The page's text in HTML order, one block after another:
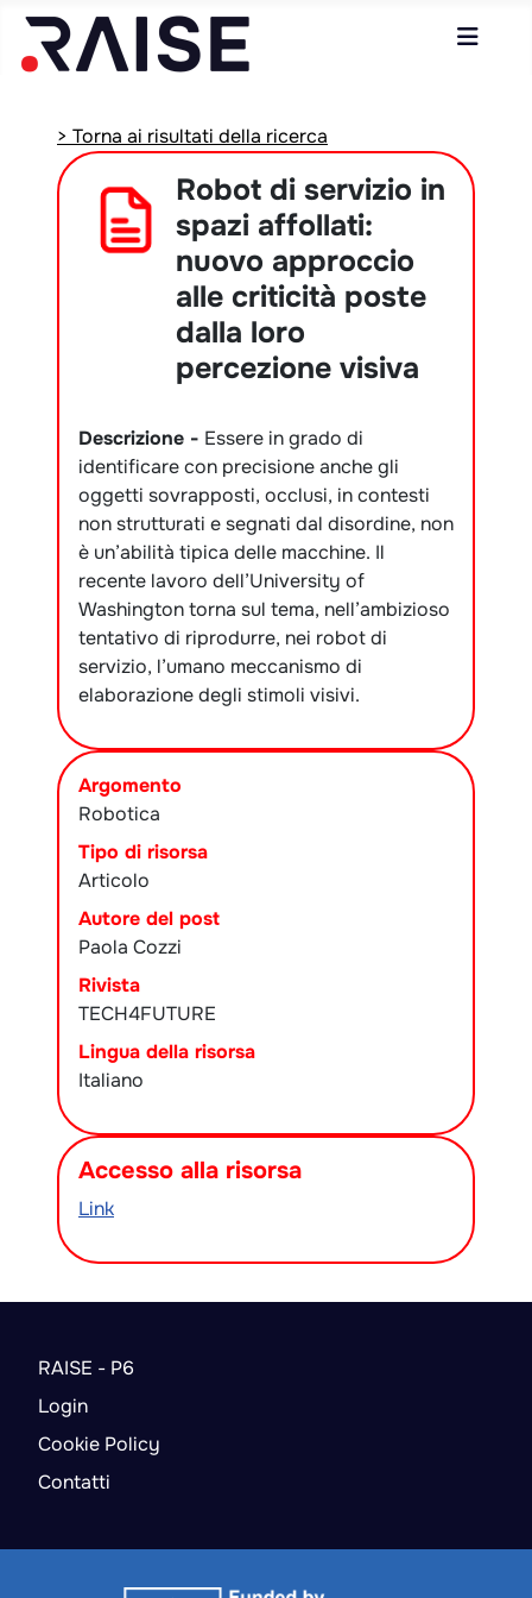
> Torna ai risultati della ricerca
Robot di servizio in
spazi affollati:
nuovo approccio
alle criticità poste
dalla loro
percezione visiva
Descrizione - Essere in grado di
identificare con precisione anche gli
oggetti sovrapposti, occlusi, in contesti
non strutturati e segnati dal disordine, non
è un’abilità tipica delle macchine. Il
recente lavoro dell’University of
Washington torna sul tema, nell’ambizioso
tentativo di riprodurre, nei robot di
servizio, l’umano meccanismo di
elaborazione degli stimoli visivi.
Argomento
Robotica
Tipo di risorsa
Articolo
Autore del post
Paola Cozzi
Rivista
TECH4FUTURE
Lingua della risorsa
Italiano
Accesso alla risorsa
Link
RAISE - P6
Login
Cookie Policy
Contatti